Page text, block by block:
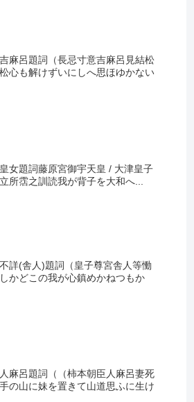
麻呂題詞（長忌寸意吉麻呂見結松
心も解けずいにしへ思ほゆかない
女題詞藤原宮御宇天皇 / 大津皇子
所霑之訓読我が背子を大和へ...
詳(舎人)題詞（皇子尊宮舎人等慟
かどこの我が心鎮めかねつもか
麻呂題詞（（柿本朝臣人麻呂妻死
の山に妹を置きて山道思ふに生け